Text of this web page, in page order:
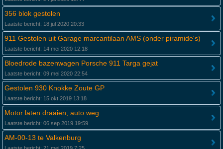
356 blok gestolen
Laatste bericht: 18 jul 2020 20:33
911 Gestolen uit Garage marcantilaan AMS (onder piramide's)
Laatste bericht: 14 mei 2020 12:18
Bloedrode bazenwagen Porsche 911 Targa gejat
Laatste bericht: 09 mei 2020 22:54
Gestolen 930 Knokke Zoute GP
Laatste bericht: 15 okt 2019 13:18
Motor laten draaien, auto weg
Laatste bericht: 06 sep 2019 19:59
AM-00-13 te Valkenburg